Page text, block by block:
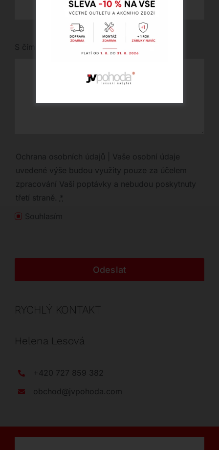
S čím vám můžeme pomoci?
Ochrana osobních údajů | Vaše osobní údaje
uvedené výše budou využity pouze za účelem
zpracování Vaší poptávky a nebudou poskytnuty
třetí straně. *
Souhlasím
Odeslat
RYCHLÝ KONTAKT
Helena Lesová
+420 727 859 382
obchod@jvpohoda.com